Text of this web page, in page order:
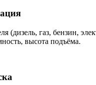
(дизель, газ, бензин,
высота подъёма.